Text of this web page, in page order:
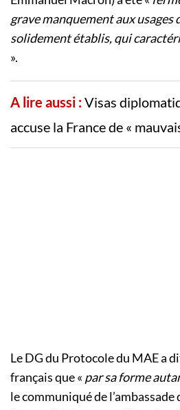
grave manquement aux
solidement établis, qui
».
A lire aussi :Visas
accuse la France de «
Le DG du Protocole du MAE a
français que « par sa forme
le communiqué de l’ambassade